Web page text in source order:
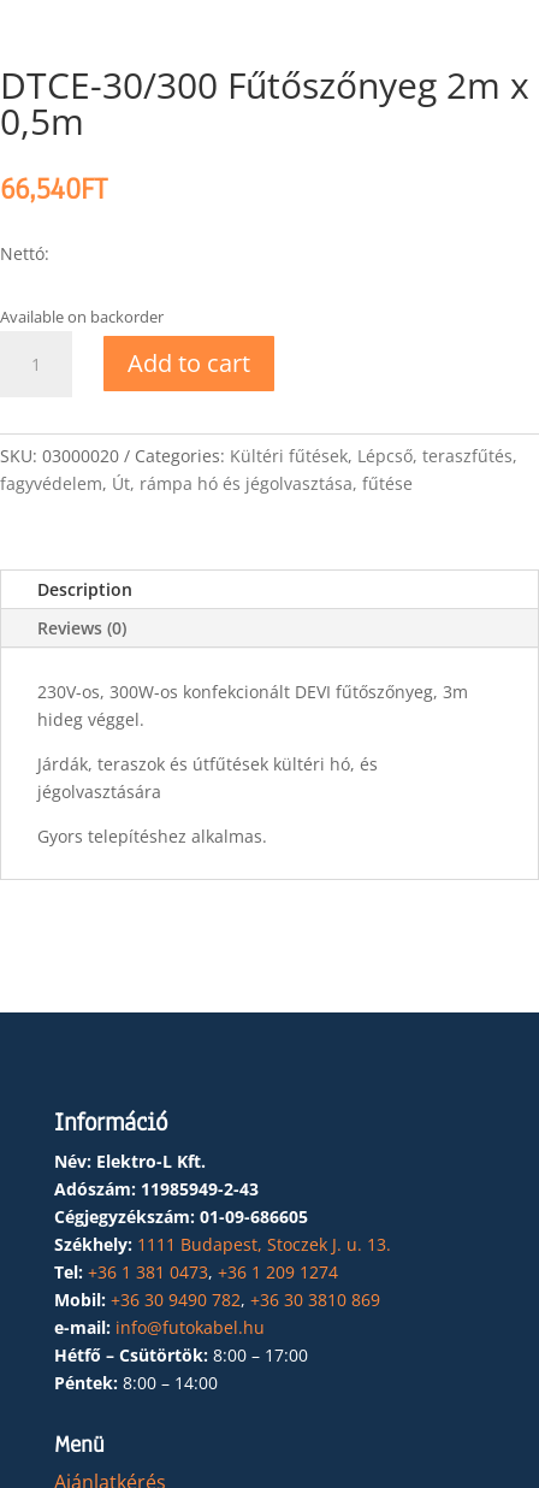
DTCE-30/300 Fűtőszőnyeg 2m x
0,5m
66,540FT
Nettó:
Available on backorder
30/300
x
0,5m
Add to cart
SKU: 03000020 Categories: Kültéri fűtések, Lépcső, teraszfűtés,
fagyvédelem, Út, rámpa hó és jégolvasztása, fűtése
Description
Reviews (0)
230V-os, 300W-os konfekcionált DEVI fűtőszőnyeg, 3m
hideg véggel.
Járdák, teraszok és útfűtések kültéri hó, és
jégolvasztására
Gyors telepítéshez alkalmas.
Információ
Név: Elektro-L Kft.
Adószám: 11985949-2-43
Cégjegyzékszám: 01-09-686605
Székhely: 1111 Budapest, Stoczek J. u. 13.
Tel: +36 1 381 0473, +36 1 209 1274
Mobil: +36 30 9490 782, +36 30 3810 869
e-mail: info@futokabel.hu
Hétfő – Csütörtök: 8:00 – 17:00
Péntek: 8:00 – 14:00
Menü
Ajánlatkérés